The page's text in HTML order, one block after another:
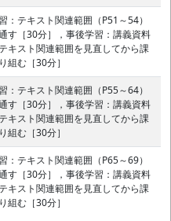
：テキスト関連範囲（P51～54）
す［30分］，事後学習：講義資料
キスト関連範囲を見直してから課
組む［30分］
：テキスト関連範囲（P55～64）
す［30分］，事後学習：講義資料
キスト関連範囲を見直してから課
組む［30分］
：テキスト関連範囲（P65～69）
す［30分］，事後学習：講義資料
キスト関連範囲を見直してから課
組む［30分］